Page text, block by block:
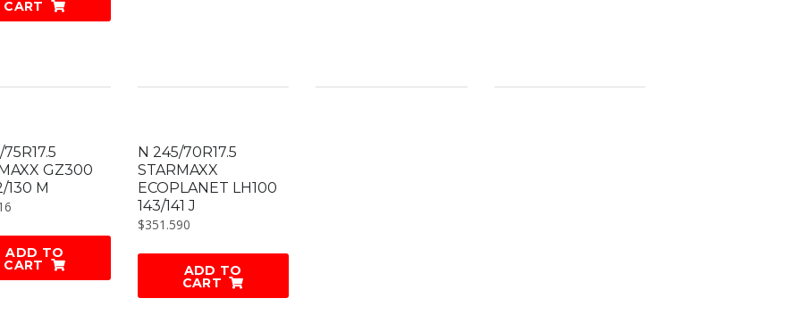
CART
GZ300
130 M
ADD TO
CART
N 245/70R17.5
STARMAXX
ECOPLANET LH100
143/141 J
$351.590
ADD TO
CART